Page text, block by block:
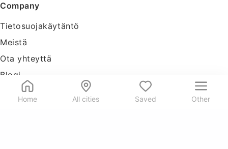
Home All cities Saved Other
Company
Tietosuojakäytäntö
Meistä
Ota yhteyttä
Blogi
Tools